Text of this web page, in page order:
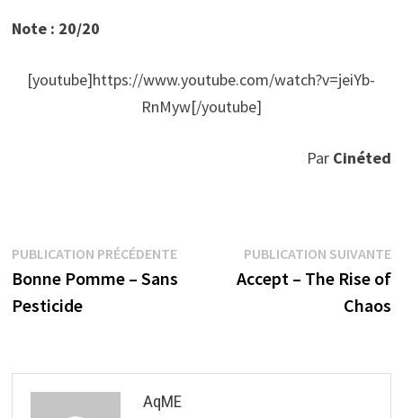
Note : 20/20
[youtube]https://www.youtube.com/watch?v=jeiYb-
RnMyw[/youtube]
Par Cinéted
Navigation
de
PUBLICATION PRÉCÉDENTEPublication
précédente :
Bonne Pomme – Sans
Pesticide
PUBLICATION SUIVANTE
Accept – The Rise of
Chaos
AqME